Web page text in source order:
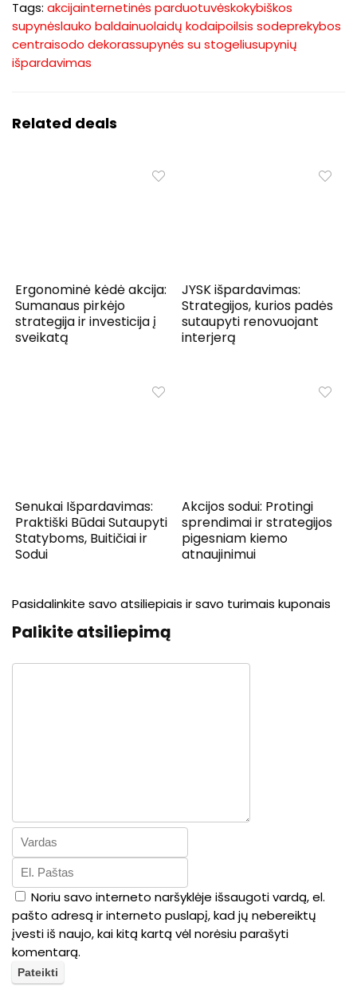
Tags: akcijainternetinės parduotuvėskokybiškos
supynėslauko baldainuolaidų kodaipoilsis sodeprekybos
centraisodo dekorassupynės su stogeliusupynių
išpardavimas
Related deals
Ergonominė kėdė akcija:
Sumanaus pirkėjo
strategija ir investicija į
sveikatą
JYSK išpardavimas:
Strategijos, kurios padės
sutaupyti renovuojant
interjerą
Senukai Išpardavimas:
Praktiški Būdai Sutaupyti
Statyboms, Buitičiai ir
Sodui
Akcijos sodui: Protingi
sprendimai ir strategijos
pigesniam kiemo
atnaujinimui
Pasidalinkite savo atsiliepiais ir savo turimais kuponais
Palikite atsiliepimą
Noriu savo interneto naršyklėje išsaugoti vardą, el.
pašto adresą ir interneto puslapį, kad jų nebereiktų
įvesti iš naujo, kai kitą kartą vėl norėsiu parašyti
komentarą.